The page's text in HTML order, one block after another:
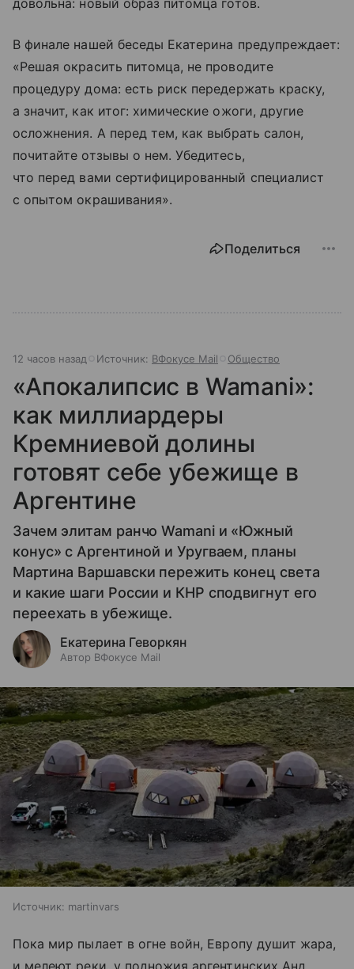
довольна: новый образ питомца готов.
В финале нашей беседы Екатерина предупреждает:
«Решая окрасить питомца, не проводите
процедуру дома: есть риск передержать краску,
а значит, как итог: химические ожоги, другие
осложнения. А перед тем, как выбрать салон,
почитайте отзывы о нем. Убедитесь,
что перед вами сертифицированный специалист
с опытом окрашивания».
Поделиться
12 часов назад Источник: ВФокусе Mail Общество
«Апокалипсис в Wamani»:
как миллиардеры
Кремниевой долины
готовят себе убежище в
Аргентине
Зачем элитам ранчо Wamani и «Южный
конус» с Аргентиной и Уругваем, планы
Мартина Варшавски пережить конец света
и какие шаги России и КНР сподвигнут его
переехать в убежище.
Екатерина Геворкян
Автор ВФокусе Mail
Источник: martinvars
Пока мир пылает в огне войн, Европу душит жара,